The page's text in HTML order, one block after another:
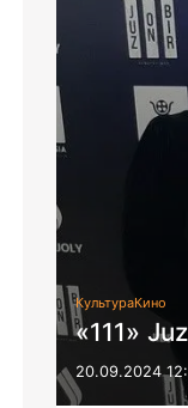
КультураКино
«111»
20.09.2024